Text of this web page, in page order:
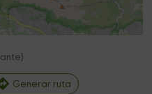
)
Generar ruta